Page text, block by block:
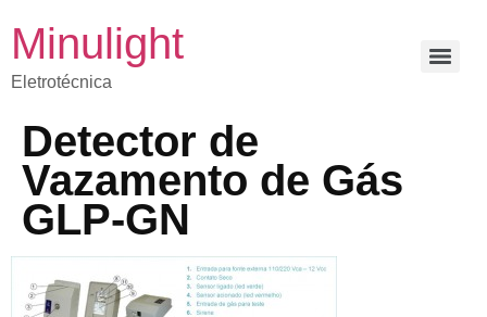
Minulight
Eletrotécnica
Detector de
Vazamento de Gás
GLP-GN